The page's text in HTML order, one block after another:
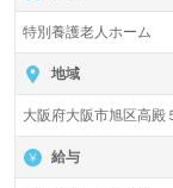
特別養護老人ホーム
地域
大阪府大阪市旭区高殿
給与